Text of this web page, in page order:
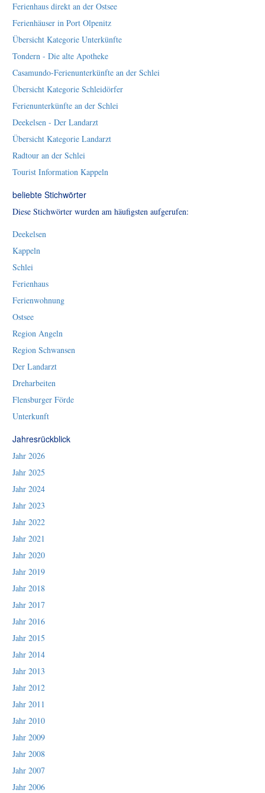
Ferienhaus direkt an der Ostsee
Ferienhäuser in Port Olpenitz
Übersicht Kategorie Unterkünfte
Tondern - Die alte Apotheke
Casamundo-Ferienunterkünfte an der Schlei
Übersicht Kategorie Schleidörfer
Ferienunterkünfte an der Schlei
Deekelsen - Der Landarzt
Übersicht Kategorie Landarzt
Radtour an der Schlei
Tourist Information Kappeln
beliebte Stichwörter
Diese Stichwörter wurden am häufigsten aufgerufen:
Deekelsen
Kappeln
Schlei
Ferienhaus
Ferienwohnung
Ostsee
Region Angeln
Region Schwansen
Der Landarzt
Dreharbeiten
Flensburger Förde
Unterkunft
Jahresrückblick
Jahr 2026
Jahr 2025
Jahr 2024
Jahr 2023
Jahr 2022
Jahr 2021
Jahr 2020
Jahr 2019
Jahr 2018
Jahr 2017
Jahr 2016
Jahr 2015
Jahr 2014
Jahr 2013
Jahr 2012
Jahr 2011
Jahr 2010
Jahr 2009
Jahr 2008
Jahr 2007
Jahr 2006